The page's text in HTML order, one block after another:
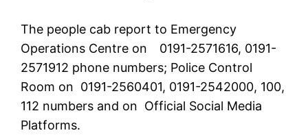
The people cab report to Emergency
Operations Centre on 0191-2571616, 0191-
2571912 phone numbers; Police Control
Room on 0191-2560401, 0191-2542000, 100,
112 numbers and on Official Social Media
Platforms.